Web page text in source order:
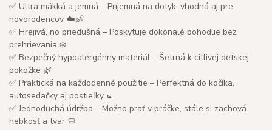
✅ Ultra mäkká a jemná – Príjemná na dotyk, vhodná aj pre
novorodencov ☁️👶
✅ Hrejivá, no priedušná – Poskytuje dokonalé pohodlie bez
prehrievania ❄️
✅ Bezpečný hypoalergénny materiál – Šetrná k citlivej detskej
pokožke 🌿
✅ Praktická na každodenné použitie – Perfektná do kočíka,
autosedačky aj postieľky 🚼
✅ Jednoduchá údržba – Možno prať v práčke, stále si zachová
hebkosť a tvar 🧼